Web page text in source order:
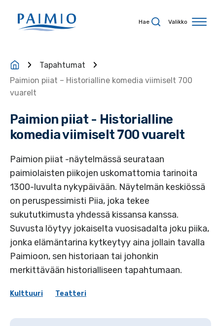
Hae Valikko
Tapahtumat
Paimion piiat – Historialline komedia viimiselt 700
vuarelt
Paimion piiat - Historialline
komedia viimiselt 700 vuarelt
Paimion piiat -näytelmässä seurataan
paimiolaisten piikojen uskomattomia tarinoita
1300-luvulta nykypäivään. Näytelmän keskiössä
on peruspessimisti Piia, joka tekee
sukututkimusta yhdessä kissansa kanssa.
Suvusta löytyy jokaiselta vuosisadalta joku piika,
jonka elämäntarina kytkeytyy aina jollain tavalla
Paimioon, sen historiaan tai johonkin
merkittävään historialliseen tapahtumaan.
Kulttuuri Teatteri